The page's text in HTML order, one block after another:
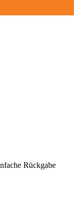
Rückgabe